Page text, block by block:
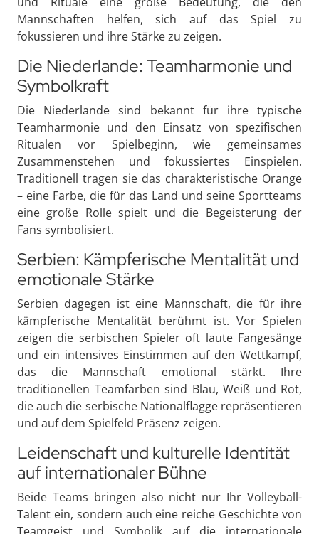
Mannschaften helfen, sich auf das Spiel zu
fokussieren und ihre Stärke zu zeigen.
Die Niederlande: Teamharmonie und
Symbolkraft
Die Niederlande sind bekannt für ihre typische
Teamharmonie und den Einsatz von spezifischen
Ritualen vor Spielbeginn, wie gemeinsames
Zusammenstehen und fokussiertes Einspielen.
Traditionell tragen sie das charakteristische Orange
– eine Farbe, die für das Land und seine Sportteams
eine große Rolle spielt und die Begeisterung der
Fans symbolisiert.
Serbien: Kämpferische Mentalität und
emotionale Stärke
Serbien dagegen ist eine Mannschaft, die für ihre
kämpferische Mentalität berühmt ist. Vor Spielen
zeigen die serbischen Spieler oft laute Fangesänge
und ein intensives Einstimmen auf den Wettkampf,
das die Mannschaft emotional stärkt. Ihre
traditionellen Teamfarben sind Blau, Weiß und Rot,
die auch die serbische Nationalflagge repräsentieren
und auf dem Spielfeld Präsenz zeigen.
Leidenschaft und kulturelle Identität
auf internationaler Bühne
Beide Teams bringen also nicht nur Ihr Volleyball-
Talent ein, sondern auch eine reiche Geschichte von